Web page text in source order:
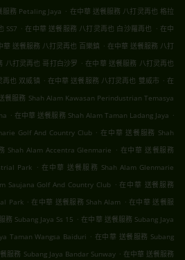
服務 Petaling Jaya . 在中華 送餐服務 八打灵再也 格拉
SS7 . 在中華 送餐服務 八打灵再也 白沙羅再也 . 在中
華 送餐服務 八打灵再也 百樂鎮 . 在中華 送餐服務 八打
八打灵再也 哥打白沙罗 . 在中華 送餐服務 八打灵再也
再也 双威镇 . 在中華 送餐服務 八打灵再也 雙威市 . 在
餐服務 Shah Alam Kawasan Perindustrian Temasya
. 在中華 送餐服務 Shah Alam Taman Ladang Jaya .
Golf And Country Club . 在中華 送餐服務 Shah
Shah Alam Accentra Glenmarie . 在中華 送餐服務
Park . 在中華 送餐服務 Shah Alam Glenmarie
Saujana Golf And Country Club . 在中華 送餐服務
Park . 在中華 送餐服務 Shah Alam . 在中華 送餐服
務 Subang Jaya Ss 15 . 在中華 送餐服務 Subang Jaya
Taman Wangsa Baiduri . 在中華 送餐服務 Subang
服務 Subang Jaya Bandar Sunway . 在中華 送餐服務